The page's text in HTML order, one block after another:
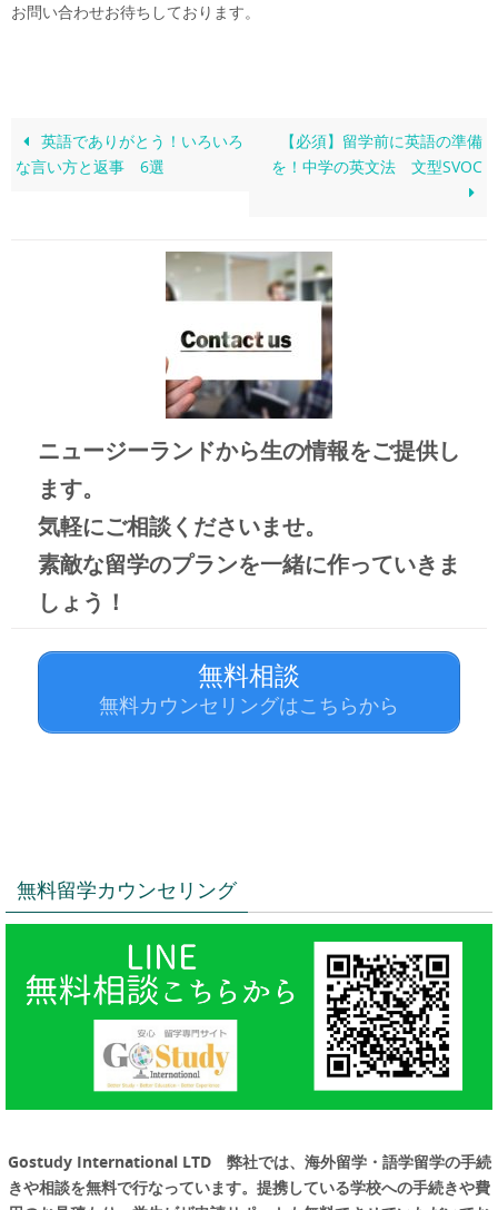
お問い合わせお待ちしております。
英語でありがとう！いろいろ
な言い方と返事 6選
【必須】留学前に英語の準備
を！中学の英文法 文型SVOC
ニュージーランドから生の情報をご提供し
ます。
気軽にご相談くださいませ。
素敵な留学のプランを一緒に作っていきま
しょう！
無料相談
無料カウンセリングはこちらから
無料留学カウンセリング
Gostudy International LTD 弊社では、海外留学・語学留学の手続
きや相談を無料で行なっています。提携している学校への手続きや費